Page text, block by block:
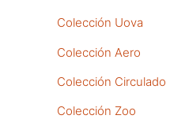
Colección Uova
Colección Aero
Colección Circulado
Colección Zoo